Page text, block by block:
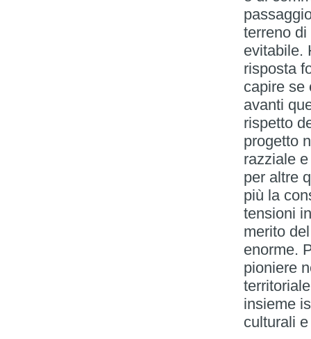
terreno
evitabile.
risposta
capire se
avanti
rispetto
progetto
razziale
per altre
più la
tensioni
merito
enorme.
pioniere
insieme
culturali